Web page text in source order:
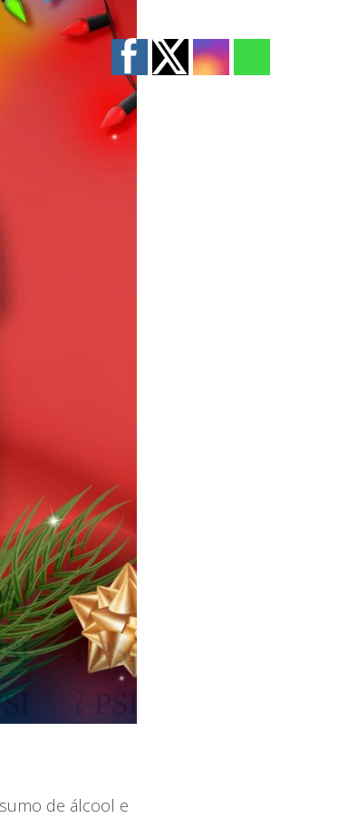
de álcool e